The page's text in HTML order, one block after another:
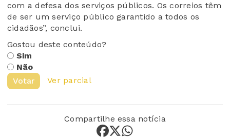
com a defesa dos serviços públicos. Os correios têm
de ser um serviço público garantido a todos os
cidadãos”, conclui.
Gostou deste conteúdo?
Sim
Não
Votar
Ver parcial
Compartilhe essa notícia